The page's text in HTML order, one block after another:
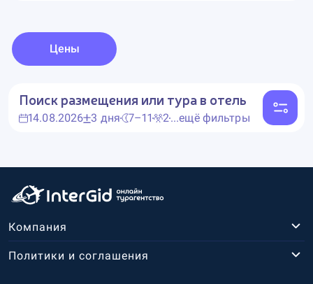
Цены
Поиск размещения или тура в отель
14.08.2026 3 дня 7–11 2...ещё фильтры
Компания
Политики и соглашения